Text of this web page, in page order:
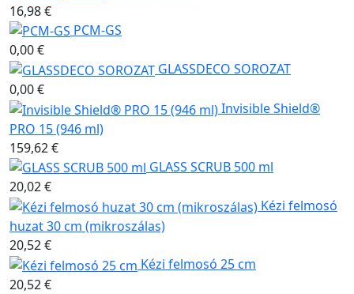
16,98 €
PCM-GS
0,00 €
GLASSDECO SOROZAT
0,00 €
Invisible Shield®
PRO 15 (946 ml)
159,62 €
GLASS SCRUB 500 ml
20,02 €
Kézi felmosó
huzat 30 cm (mikroszálas)
20,52 €
Kézi felmosó 25 cm
20,52 €